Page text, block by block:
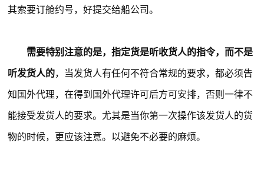
其索要订舱约号，好提交给船公司。
需要特别注意的是，指定货是听收货人的指令，而不是
听发货人的，当发货人有任何不符合常规的要求，都必须告
知国外代理，在得到国外代理许可后方可安排，否则一律不
能接受发货人的要求。尤其是当你第一次操作该发货人的货
物的时候，更应该注意。以避免不必要的麻烦。